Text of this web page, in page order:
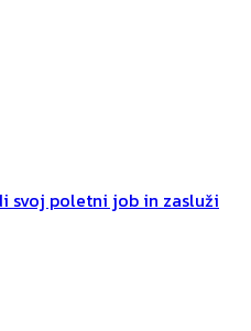
svoj poletni job in zasluži